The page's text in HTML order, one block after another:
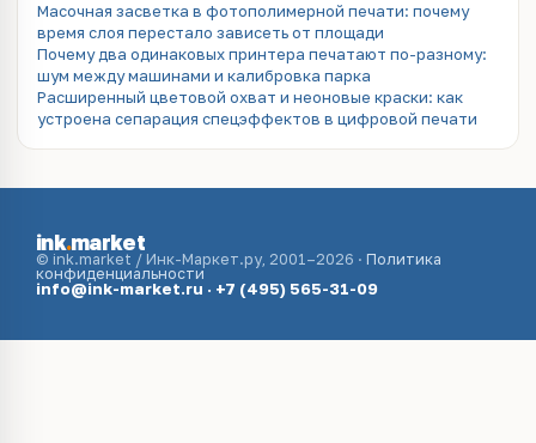
Масочная засветка в фотополимерной печати: почему
время слоя перестало зависеть от площади
Почему два одинаковых принтера печатают по-разному:
шум между машинами и калибровка парка
Расширенный цветовой охват и неоновые краски: как
устроена сепарация спецэффектов в цифровой печати
ink.market
© ink.market / Инк-Маркет.ру, 2001–2026 · Политика
конфиденциальности
info@ink-market.ru · +7 (495) 565-31-09